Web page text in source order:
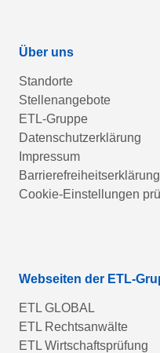
Über uns
Standorte
Stellenangebote
ETL-Gruppe
Datenschutzerklärung
Impressum
Barrierefreiheitserklärung
Cookie-Einstellungen
Webseiten der ETL-
ETL GLOBAL
ETL Rechtsanwälte
ETL Wirtschaftsprüfung